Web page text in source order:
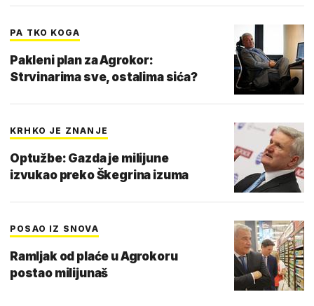
PA TKO KOGA
Pakleni plan za Agrokor:
Strvinarima sve, ostalima sića?
KRHKO JE ZNANJE
Optužbe: Gazda je milijune
izvukao preko Škegrina izuma
POSAO IZ SNOVA
Ramljak od plaće u Agrokoru
postao milijunaš